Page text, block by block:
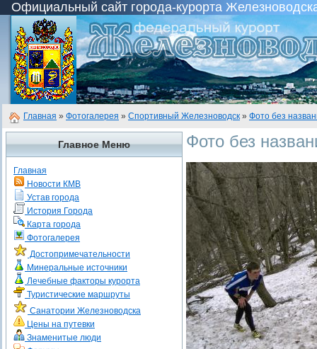
Официальный сайт города-курорта
Главная » Фотогалерея » Спортивный Железноводск » Фото без
Главное Меню
Главная
Новости КМВ
Устав города
История Города
Карта города
Фотогалерея
Достопримечательности
Минеральные источники
Лечебные факторы курорта
Туристические маршруты
Санатории Железноводска
Цены на путевки
Знаменитые люди
Фото без